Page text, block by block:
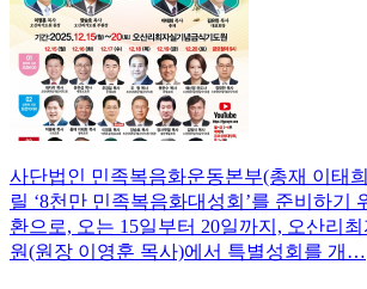
사단법인 민족복음화운동본부(총재 이태
릴 ‘8천만 민족복음화대성회’를 준비하기
환으로, 오는 15일부터 20일까지, 오산리
원(원장 이영훈 목사)에서 특별성회를 개…